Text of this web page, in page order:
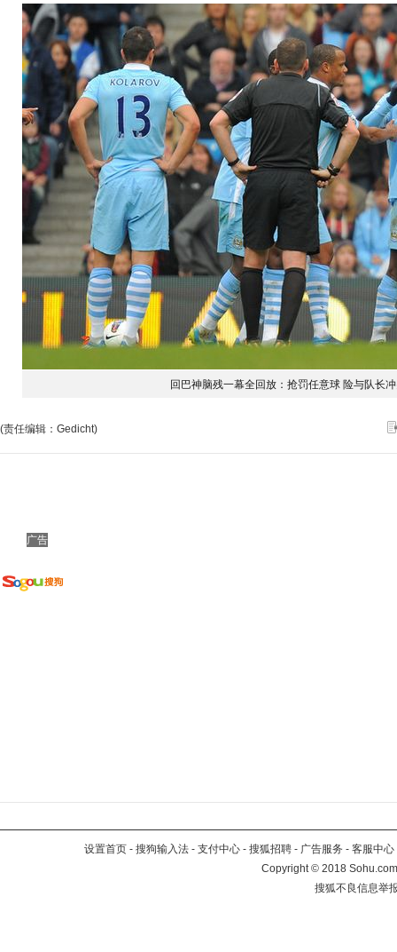
回巴神脑残一幕全回放：抢罚任意球 险与队长
(责任编辑：Gedicht)
广告
设置首页 - 搜狗输入法 - 支付中心 - 搜狐招聘 - 广告服务 - 客服中心
Copyright©2018
搜狐不良信息举